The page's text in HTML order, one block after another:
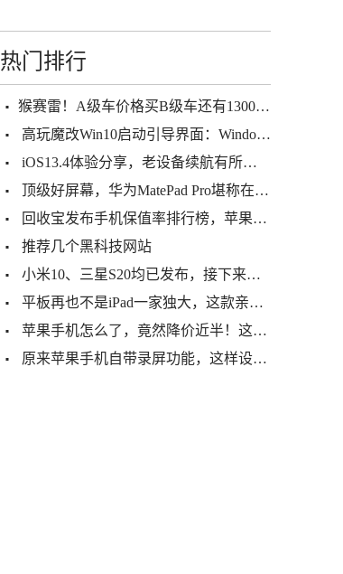
热门排行
​猴赛雷！A级车价格买B级车还有13000元补贴 BEIJING-U7介绍畀你
高玩魔改Win10启动引导界面：Windows 2000归来
iOS13.4体验分享，老设备续航有所好转
顶级好屏幕，华为MatePad Pro堪称在线学习神器
回收宝发布手机保值率排行榜，苹果手机首次被国产手机超越
推荐几个黑科技网站
小米10、三星S20均已发布，接下来看华为P40怎么接招了
平板再也不是iPad一家独大，这款亲民的平板来了
苹果手机怎么了，竟然降价近半！这次是彻底发飙了
原来苹果手机自带录屏功能，这样设置就能打开，很实用